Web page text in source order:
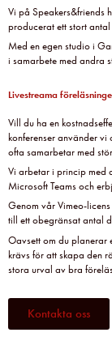
Vi på Speakers&friends
producerat ett stort
Med en egen studio i
i samarbete med andra
Livestreama
Vill du ha en
konferenser använder
ofta samarbetar med
Vi arbetar i princip med
Microsoft Teams och
Genom vår Vimeo-
till ett obegränsat antal
Oavsett om du planerar
krävs för att skapa den
stora urval av bra
Kontakta oss